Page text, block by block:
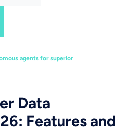
agents for superior
Data
Features and